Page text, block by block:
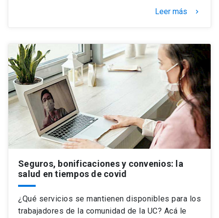
Leer más keyboard_arrow_right
Seguros, bonificaciones y convenios: la
salud en tiempos de covid
¿Qué servicios se mantienen disponibles para los
trabajadores de la comunidad de la UC? Acá le